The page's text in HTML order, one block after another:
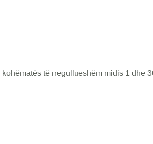
të rregullueshëm midis 1 dhe